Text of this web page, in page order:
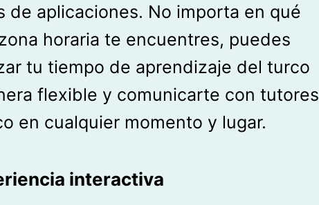
de aplicaciones. No importa en qué
horaria te encuentres, puedes
tu tiempo de aprendizaje del turco
flexible y comunicarte con tutores
en cualquier momento y lugar.
interactiva